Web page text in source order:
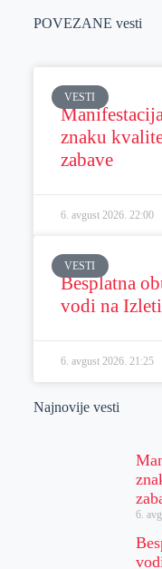
POVEZANE vesti
VESTI
znaku
zabave
6. avgust 2026. 22:00
VESTI
Besplatna
vodi na
6. avgust 2026. 21:25
Najnovije vesti
6.